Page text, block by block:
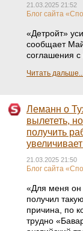
21.03.2025 21:52
Блог сайта
«Детройт»
сообщает
соглашения с
Читать
Леманн о
вылететь,
получить
21.03.2025 21:50
Блог сайта
«Для меня он
получил
причина, по
трудно